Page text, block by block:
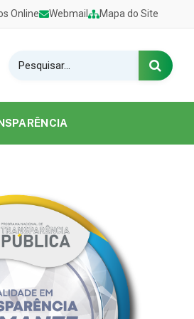
Online Webmail Mapa do Site